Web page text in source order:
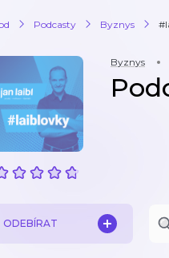
Podcasty Byznys
Byznys
ODEBÍRAT